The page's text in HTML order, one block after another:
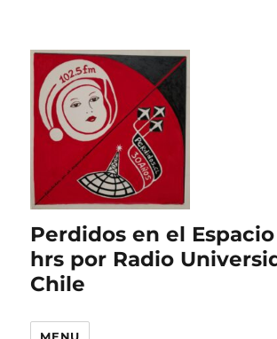
Perdidos en el
hrs por Radio
Chile